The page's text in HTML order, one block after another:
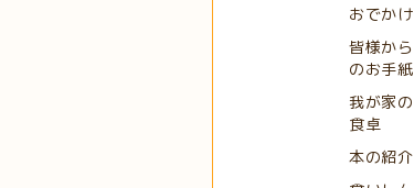
おでかけ
皆様から
のお手紙
我が家の
食卓
本の紹介